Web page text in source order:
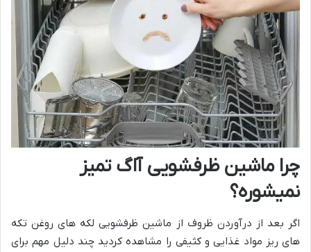
چرا ماشین ظرفشویی آاگ تمیز
نمیشوره؟
اگر بعد از درآوردن ظروف از ماشین ظرفشویی لکه های روغن تکه
های ریز مواد غذایی و کثیفی را مشاهده کردید چند دلیل مهم برای